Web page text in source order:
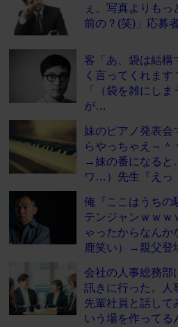
ぇ。写真よりも
前の？(笑)」応募
客「あ、袋は結構
く言ってくれます
「（袋を雑にし
が…
妹のピアノ発表会
らやっちゃえ～＾
→妹の番になると
ワ…）先生『えっ
俺『ここはうちの
テンジャンｗｗｗ
ゃったからなんか
鹿笑い）→親父登
会社の人事総務部
訊きに行った。人
先輩社員と話して
いう場を作ってる